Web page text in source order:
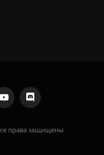
YouTubeDiscord
права защищены.